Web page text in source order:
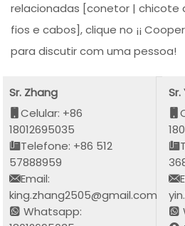
relacionadas [conetor | chicote
fios e cabos], clique no ¡¡
para discutir com uma pessoa!
Sr. Zhang
Celular: +86
18012695035
Telefone: +86 512
57888959
Email:
king.zhang2505@gmail.com
Whatsapp:
Sr.